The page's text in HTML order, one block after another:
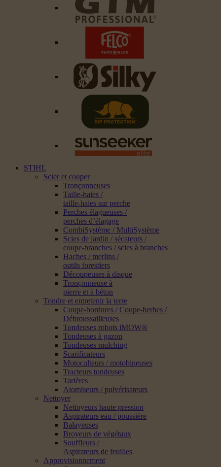
STIHL
Scier et couper
Tronçonneuses
Taille-haies /
taille-haies sur perche
Perches élagueuses /
perches d’élagage
CombiSystème / MultiSystème
Scies de jardin / sécateurs /
coupe-branches / scies à branches
Haches / merlins /
outils forestiers
Découpeuses à disque
Tronçonneuse à
pierre et à béton
Tondre et entretenir la terre
Coupe-bordures / Coupe-herbes /
Débroussailleuses
Tondeuses robots iMOW®
Tondeuses à gazon
Tondeuses mulching
Scarificateurs
Motoculteurs / motobineuses
Tracteurs tondeuses
Tarières
Atomiseurs / pulvérisateurs
Nettoyer
Nettoyeurs haute pression
Aspirateurs eau / poussière
Balayeuses
Broyeurs de végétaux
Souffleurs /
Aspirateurs de feuilles
Approvisionnement